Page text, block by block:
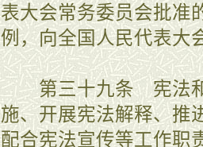
表大会常务委员会批准
例，向全国人民代表大
第三十九条 宪法和
施、开展宪法解释、推
配合宪法宣传等工作职